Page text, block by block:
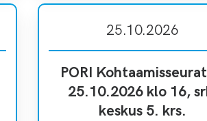
25.10.2026
PORI
25.10.2026 klo 16,
keskus 5. krs.